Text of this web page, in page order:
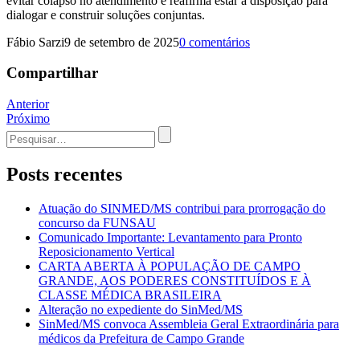
dialogar e construir soluções conjuntas.
Fábio Sarzi9 de setembro de 20250 comentários
Compartilhar
Navegação
de
Post
Anterior
Próximo
Procurar
por:
Posts recentes
Atuação do SINMED/MS contribui para prorrogação do
concurso da FUNSAU
Comunicado Importante: Levantamento para Pronto
Reposicionamento Vertical
CARTA ABERTA À POPULAÇÃO DE CAMPO
GRANDE, AOS PODERES CONSTITUÍDOS E À
CLASSE MÉDICA BRASILEIRA
Alteração no expediente do SinMed/MS
SinMed/MS convoca Assembleia Geral Extraordinária para
médicos da Prefeitura de Campo Grande